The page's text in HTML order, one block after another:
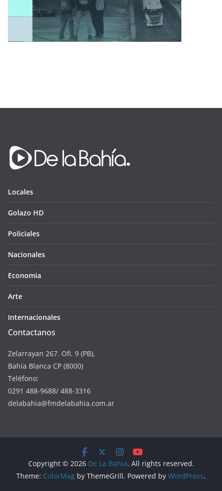
Locales
Golazo HD
Policiales
Nacionales
Economia
Arte
Internacionales
Contactanos
Zelarrayan 267. Ofi. 9 (PB),
Bahía Blanca CP (8000)
Teléfono:
0291 488-9688/ 488-3316
delabahia@fmdelabahia.com.ar
Copyright © 2026 De La Bahia. All rights reserved.
Theme: ColorMag by ThemeGrill. Powered by WordPress.